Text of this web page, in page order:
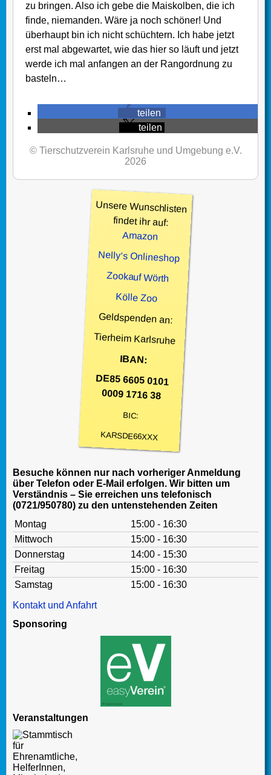
zu bringen. Also ich gebe die Maiskolben, die ich
finde, niemanden. Wäre ja noch schöner! Und
überhaupt bin ich nicht schüchtern. Ich habe jetzt
erst mal abgewartet, wie das hier so läuft und jetzt
werde ich mal anfangen an der Rangordnung zu
basteln…
teilen
teilen
© Tierschutzverein Karlsruhe und Umgebung e.V.
2026
Unsere Wunschlisten
findet ihr auf:
Amazon
Nelly’s Onlineshop
Zookauf Wörth
Kölle Zoo
Geldspenden an:
Tierheim Karlsruhe
IBAN:
DE85 6605 0101
0009 1716 38
BIC:
KARSDE66XXX
Besuche können nur nach vorheriger Anmeldung
über Telefon oder E-Mail erfolgen. Wir bitten um
Verständnis – Sie erreichen uns telefonisch
(0721/950780) zu den untenstehenden Zeiten
Montag
15:00 - 16:30
Mittwoch
15:00 - 16:30
Donnerstag
14:00 - 15:30
Freitag
15:00 - 16:30
Samstag
15:00 - 16:30
Kontakt und Anfahrt
Sponsoring
Veranstaltungen